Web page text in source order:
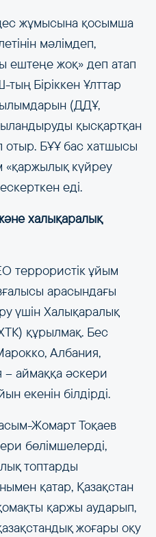
жұмысына қосымша
мәлімдеп,
ештеңе жоқ» деп атап
Біріккен Ұлттар
(ДДҰ,
қысқартқан
отыр. БҰҰ бас хатшысы
күйреу
еді.
халықаралық
террористік ұйым
арасындағы
үшін Халықаралық
құрылмақ. Бес
Албания,
аймаққа әскери
екенін білдірді.
Жомарт Тоқаев
бөлімшелерді,
топтарды
қатар, Қазақстан
қаржы аударып,
жоғары оқу